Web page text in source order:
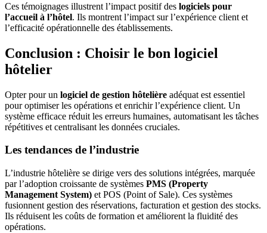
Ces témoignages illustrent l’impact positif des logiciels pour
l’accueil à l’hôtel. Ils montrent l’impact sur l’expérience client et
l’efficacité opérationnelle des établissements.
Conclusion : Choisir le bon logiciel
hôtelier
Opter pour un logiciel de gestion hôtelière adéquat est essentiel
pour optimiser les opérations et enrichir l’expérience client. Un
système efficace réduit les erreurs humaines, automatisant les tâches
répétitives et centralisant les données cruciales.
Les tendances de l’industrie
L’industrie hôtelière se dirige vers des solutions intégrées, marquée
par l’adoption croissante de systèmes PMS (Property
Management System) et POS (Point of Sale). Ces systèmes
fusionnent gestion des réservations, facturation et gestion des stocks.
Ils réduisent les coûts de formation et améliorent la fluidité des
opérations.